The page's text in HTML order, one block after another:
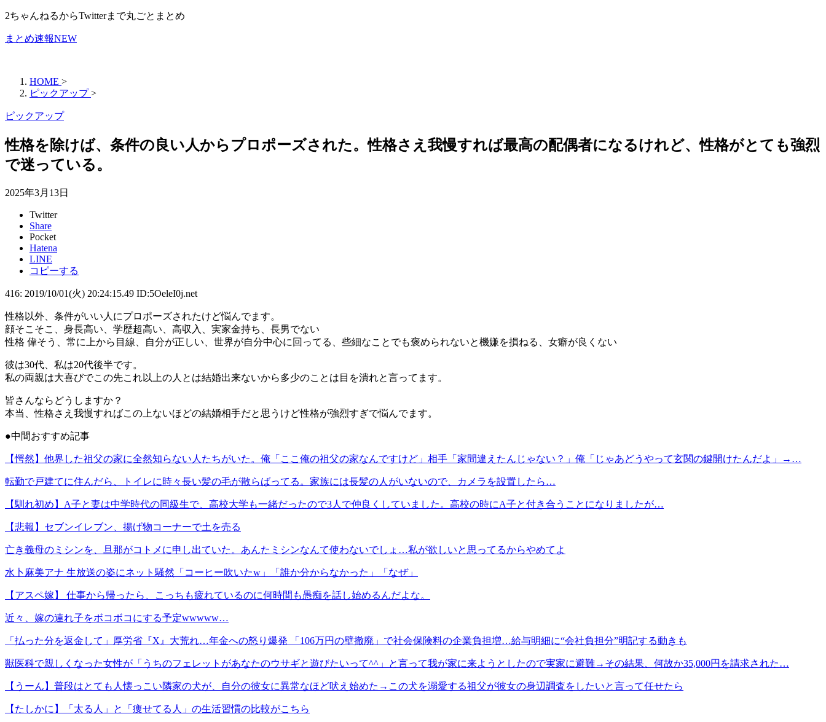
2ちゃんねるからTwitterまで丸ごとまとめ
まとめ速報NEW
HOME >
ピックアップ >
ピックアップ
性格を除けば、条件の良い人からプロポーズされた。性格さえ我慢すれば最高の配偶者になるけれど、性格がとても強烈
で迷っている。
2025年3月13日
Twitter
Share
Pocket
Hatena
LINE
コピーする
416: 2019/10/01(火) 20:24:15.49 ID:5OeleI0j.net
性格以外、条件がいい人にプロポーズされたけど悩んでます。
顔そこそこ、身長高い、学歴超高い、高収入、実家金持ち、長男でない
性格 偉そう、常に上から目線、自分が正しい、世界が自分中心に回ってる、些細なことでも褒められないと機嫌を損ねる、女癖が良くない
彼は30代、私は20代後半です。
私の両親は大喜びでこの先これ以上の人とは結婚出来ないから多少のことは目を潰れと言ってます。
皆さんならどうしますか？
本当、性格さえ我慢すればこの上ないほどの結婚相手だと思うけど性格が強烈すぎで悩んでます。
●中間おすすめ記事
【愕然】他界した祖父の家に全然知らない人たちがいた。俺「ここ俺の祖父の家なんですけど」相手「家間違えたんじゃない？」俺「じゃあどうやって玄関の鍵開けたんだよ」→…
転勤で戸建てに住んだら、トイレに時々長い髪の毛が散らばってる。家族には長髪の人がいないので、カメラを設置したら…
【馴れ初め】A子と妻は中学時代の同級生で、高校大学も一緒だったので3人で仲良くしていました。高校の時にA子と付き合うことになりましたが…
【悲報】セブンイレブン、揚げ物コーナーで土を売る
亡き義母のミシンを、旦那がコトメに申し出ていた。あんたミシンなんて使わないでしょ…私が欲しいと思ってるからやめてよ
水卜麻美アナ 生放送の姿にネット騒然「コーヒー吹いたw」「誰か分からなかった」「なぜ」
【アスペ嫁】 仕事から帰ったら、こっちも疲れているのに何時間も愚痴を話し始めるんだよな。
近々、嫁の連れ子をボコボコにする予定wwwww…
「払った分を返金して」厚労省『X』大荒れ…年金への怒り爆発 「106万円の壁撤廃」で社会保険料の企業負担増…給与明細に“会社負担分”明記する動きも
獣医科で親しくなった女性が「うちのフェレットがあなたのウサギと遊びたいって^^」と言って我が家に来ようとしたので実家に避難→その結果、何故か35,000円を請求された…
【うーん】普段はとても人懐っこい隣家の犬が、自分の彼女に異常なほど吠え始めた→この犬を溺愛する祖父が彼女の身辺調査をしたいと言って任せたら
【たしかに】「太る人」と「痩せてる人」の生活習慣の比較がこちら